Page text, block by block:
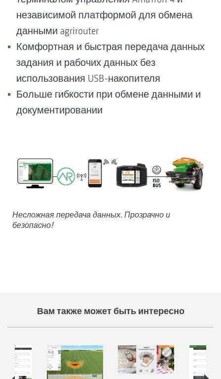
независимой платформой для обмена
данными agrirouter
Комфортная и быстрая передача данных
задания и рабочих данных без
использования USB-накопителя
Больше гибкости при обмене данными и
документировании
Несложная передача данных. Прозрачно и
безопасно!
Вам также может быть интересно